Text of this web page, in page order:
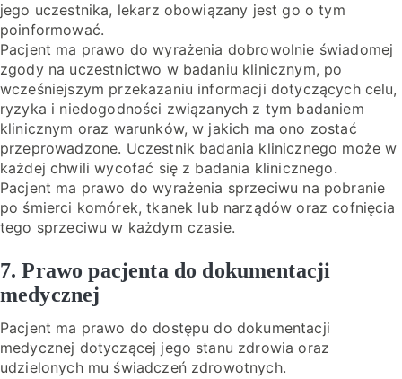
jego uczestnika, lekarz obowiązany jest go o tym
poinformować.
Pacjent ma prawo do wyrażenia dobrowolnie świadomej
zgody na uczestnictwo w badaniu klinicznym, po
wcześniejszym przekazaniu informacji dotyczących celu,
ryzyka i niedogodności związanych z tym badaniem
klinicznym oraz warunków, w jakich ma ono zostać
przeprowadzone. Uczestnik badania klinicznego może w
każdej chwili wycofać się z badania klinicznego.
Pacjent ma prawo do wyrażenia sprzeciwu na pobranie
po śmierci komórek, tkanek lub narządów oraz cofnięcia
tego sprzeciwu w każdym czasie.
7. Prawo pacjenta do dokumentacji
medycznej
Pacjent ma prawo do dostępu do dokumentacji
medycznej dotyczącej jego stanu zdrowia oraz
udzielonych mu świadczeń zdrowotnych.